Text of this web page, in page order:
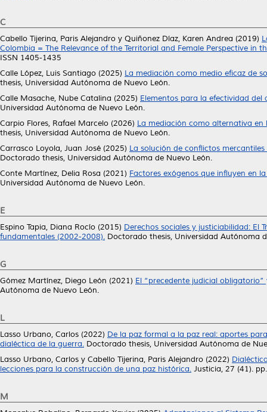
C
Cabello Tijerina, Paris Alejandro y Quiñonez Díaz, Karen Andrea (2019)
Colombia = The Relevance of the Territorial and Female Perspective in
ISSN 1405-1435
Calle López, Luis Santiago (2025) La mediación como medio eficaz de
thesis, Universidad Autónoma de Nuevo León.
Calle Masache, Nube Catalina (2025) Elementos para la efectividad del
Universidad Autónoma de Nuevo León.
Carpio Flores, Rafael Marcelo (2026) La mediación como alternativa
thesis, Universidad Autónoma de Nuevo León.
Carrasco Loyola, Juan José (2025) La solución de conflictos
Doctorado thesis, Universidad Autónoma de Nuevo León.
Conte Martínez, Delia Rosa (2021) Factores exógenos que influyen en
Universidad Autónoma de Nuevo León.
E
Espino Tapia, Diana Rocío (2015) Derechos sociales y justiciabilidad: El
fundamentales (2002-2008). Doctorado thesis, Universidad Autónoma
G
Gómez Martínez, Diego León (2021) El “precedente judicial
Autónoma de Nuevo León.
L
Lasso Urbano, Carlos (2022) De la paz formal a la paz real: aportes
dialéctica de la guerra. Doctorado thesis, Universidad Autónoma de
Lasso Urbano, Carlos y Cabello Tijerina, Paris Alejandro (2022)
lecciones para la construcción de una paz histórica. Justicia, 27 (41).
M